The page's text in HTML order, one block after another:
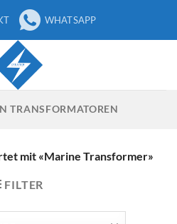
WHATSAPP
TRANSFORMATOREN
mit «Marine Transformer»
FILTER